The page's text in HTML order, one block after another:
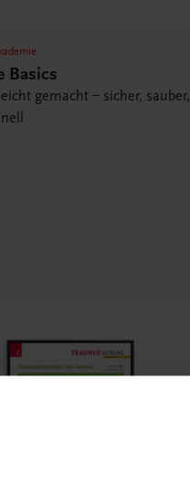
Basics
gemacht – sicher, sauber,